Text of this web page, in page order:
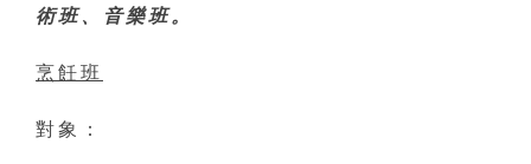
術班、音樂班。
烹飪班
對象：